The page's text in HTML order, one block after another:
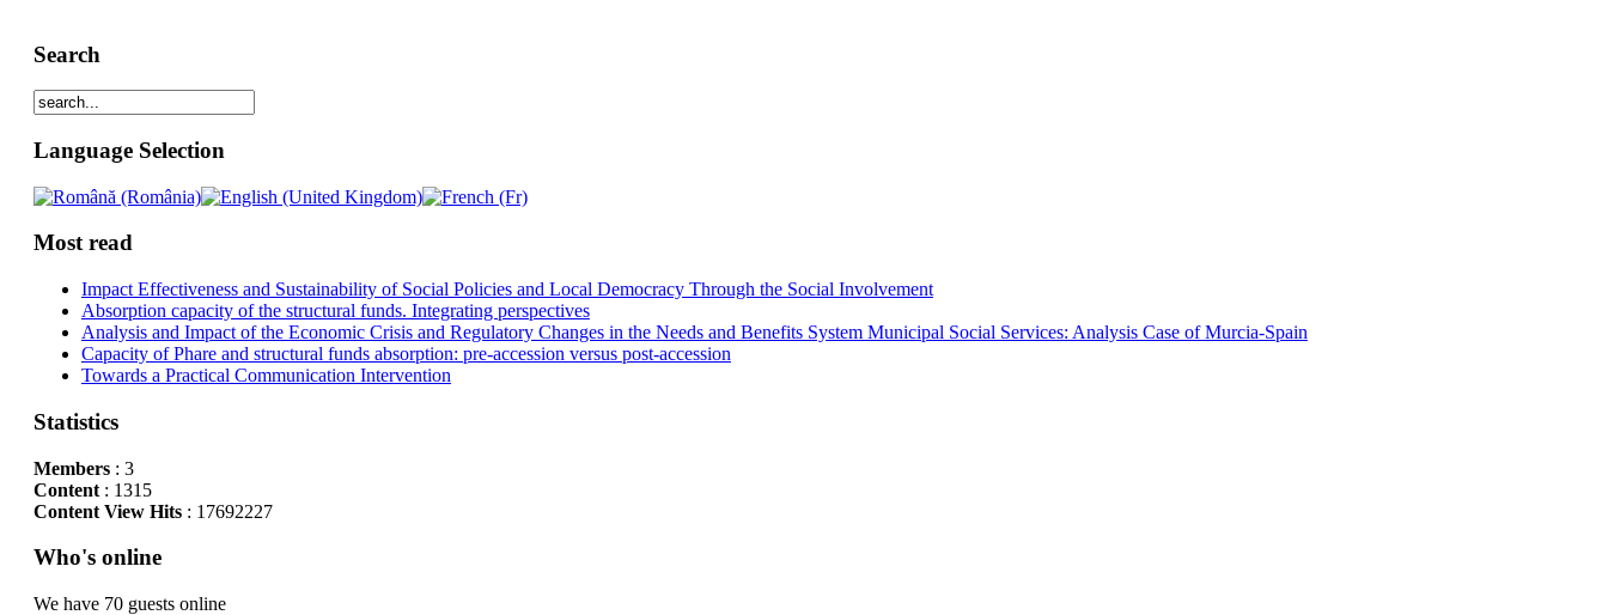
Search
Language Selection
Most read
Impact Effectiveness and Sustainability of Social Policies and Local Democracy Through the Social Involvement
Absorption capacity of the structural funds. Integrating perspectives
Analysis and Impact of the Economic Crisis and Regulatory Changes in the Needs and Benefits System Municipal Social Services: Analysis Case of Murcia-Spain
Capacity of Phare and structural funds absorption: pre-accession versus post-accession
Towards a Practical Communication Intervention
Statistics
Members: 3
Content: 1315
Content View Hits: 17692227
Who's online
We have 70 guests online